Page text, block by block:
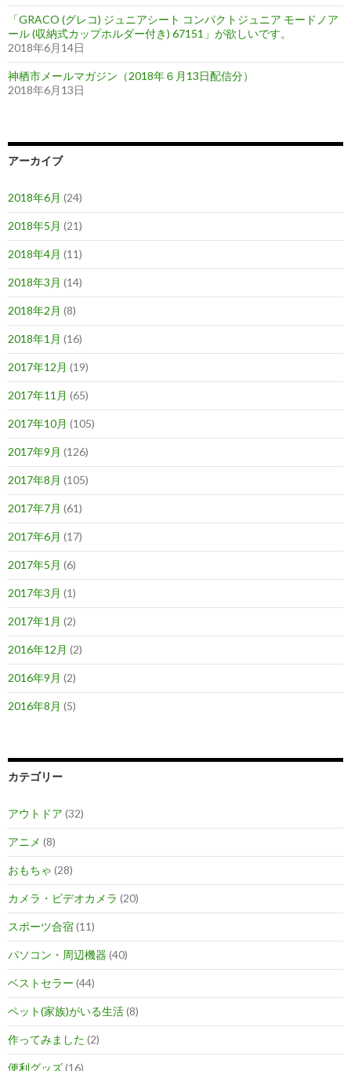
「GRACO (グレコ) ジュニアシート コンパクトジュニア モードノア
ール (収納式カップホルダー付き) 67151」が欲しいです。
2018年6月14日
神栖市メールマガジン（2018年６月13日配信分）
2018年6月13日
アーカイブ
2018年6月 (24)
2018年5月 (21)
2018年4月 (11)
2018年3月 (14)
2018年2月 (8)
2018年1月 (16)
2017年12月 (19)
2017年11月 (65)
2017年10月 (105)
2017年9月 (126)
2017年8月 (105)
2017年7月 (61)
2017年6月 (17)
2017年5月 (6)
2017年3月 (1)
2017年1月 (2)
2016年12月 (2)
2016年9月 (2)
2016年8月 (5)
カテゴリー
アウトドア (32)
アニメ (8)
おもちゃ (28)
カメラ・ビデオカメラ (20)
スポーツ合宿(11)
パソコン・周辺機器 (40)
ベストセラー (44)
ペット(家族)がいる生活(8)
作ってみました (2)
便利グッズ(16)